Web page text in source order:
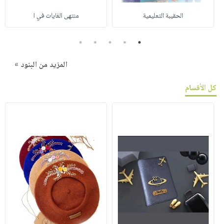
الحقيبة التعليمية منتهى الغايات في ا
1
2
3
4
5
المزيد من البنود »
كل الأقسام